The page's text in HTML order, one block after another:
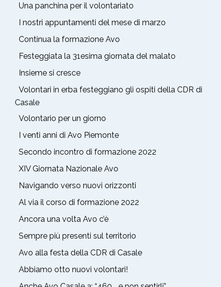
Una panchina per il volontariato
I nostri appuntamenti del mese di marzo
Continua la formazione Avo
Festeggiata la 31esima giornata del malato
Insieme si cresce
Volontari in erba festeggiano gli ospiti della CDR di
Casale
Volontario per un giorno
I venti anni di Avo Piemonte
Secondo incontro di formazione 2022
XIV Giornata Nazionale Avo
Navigando verso nuovi orizzonti
Al via il corso di formazione 2022
Ancora una volta Avo c’è
Sempre più presenti sul territorio
Avo alla festa della CDR di Casale
Abbiamo otto nuovi volontari!